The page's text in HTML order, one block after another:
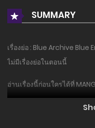
SUMMARY
เรื่องย่อ : Blue Archive
ไม่มีเรื่องย่อในตอนนี้
อ่านเรื่องนี้ก่อนใครได้ที่